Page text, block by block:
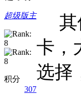
超级版主
积分
307
其
卡，
选择